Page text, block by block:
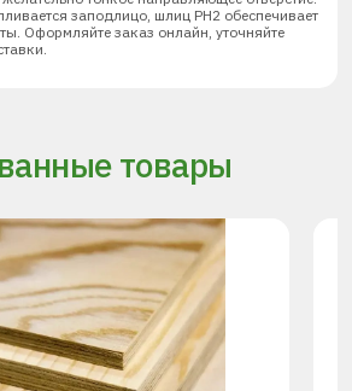
заподлицо, шлиц PH2 обеспечивает
Оформляйте заказ онлайн, уточняйте
товары